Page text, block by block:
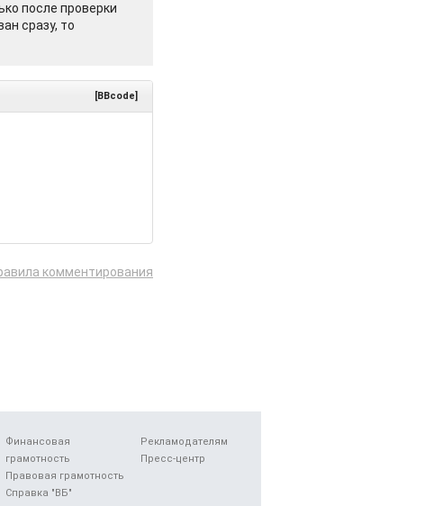
после проверки
сразу, то
[BBcode]
комментирования
Финансовая
грамотность
Правовая грамотность
Справка "ВБ"
Рекламодателям
Пресс-центр